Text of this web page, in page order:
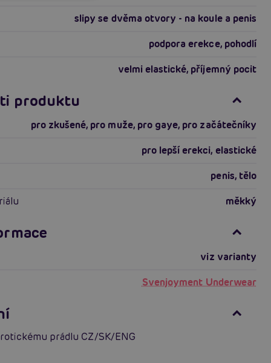
slipy se dvěma otvory - na koule a penis
podpora erekce, pohodlí
velmi elastické, příjemný pocit
produktu
pro zkušené, pro muže, pro gaye, pro začátečníky
pro lepší erekci, elastické
penis, tělo
měkký
viz varianty
Svenjoyment Underwear
prádlu CZ/SK/ENG